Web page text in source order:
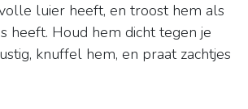
luier heeft, en troost hem als
heeft. Houd hem dicht tegen je
knuffel hem, en praat zachtjes